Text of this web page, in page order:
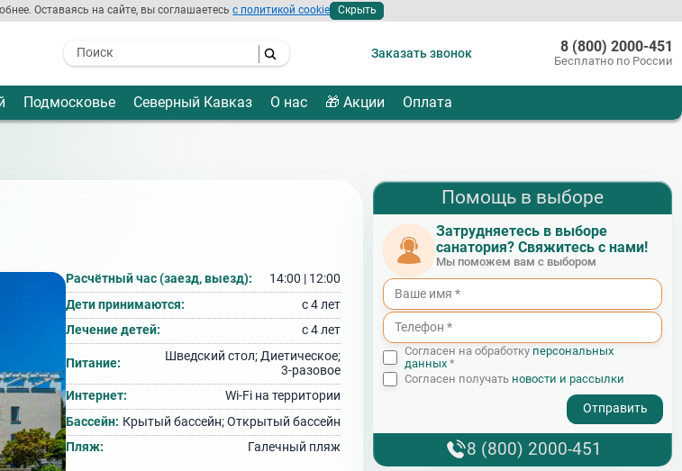
Оставаясь на сайте, вы соглашаетесьс политикой cookie Скрыть
- I agree to the processing of my
Заказать звонок 8 (800) 2000-451
Бесплатно по России
Подмосковье Северный Кавказ О нас 🎁 Акции Оплата
Расчётный час (заезд, выезд):
14:00 | 12:00
Дети принимаются:
с 4 лет
Лечение детей:
с 4 лет
Питание:
Шведский стол; Диетическое;
3‑разовое
Интернет:
Wi‑Fi на территории
Бассейн: Крытый бассейн; Открытый бассейн
Пляж:
Галечный пляж
Помощь в выборе
Затрудняетесь в выборе
санатория? Свяжитесь с нами!
Мы поможем вам с выбором
Согласен на обработку персональных
данных*
Согласен получать новости и рассылки
8 (800) 2000-451